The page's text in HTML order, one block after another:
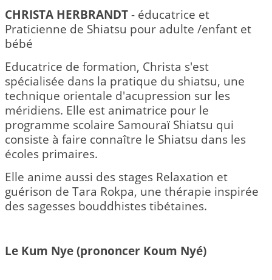
CHRISTA HERBRANDT - éducatrice et
Praticienne de Shiatsu pour adulte /enfant et
bébé
Educatrice de formation, Christa s'est
spécialisée dans la pratique du shiatsu, une
technique orientale d'acupression sur les
méridiens. Elle est animatrice pour le
programme scolaire Samouraï Shiatsu qui
consiste à faire connaître le Shiatsu dans les
écoles primaires.
Elle anime aussi des stages Relaxation et
guérison de Tara Rokpa, une thérapie inspirée
des sagesses bouddhistes tibétaines.
Le Kum Nye (prononcer Koum Nyé)